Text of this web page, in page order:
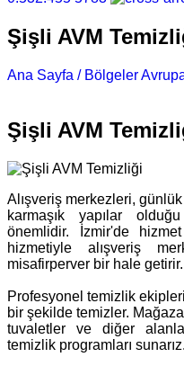
Şişli AVM
Ana Sayfa / Bölgeler
Şişli AVM
Alışveriş merkezleri,
karmaşık yapılar
önemlidir. İzmir'de
hizmetiyle alışveriş
misafirperver bir hale getirir.
Profesyonel temizlik
bir şekilde temizler.
tuvaletler ve diğer
temizlik programları sunarız.